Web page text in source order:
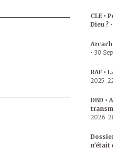
CLE •
Dieu ? •
• 30
RAF •
2025
DBD •
2026
n’était